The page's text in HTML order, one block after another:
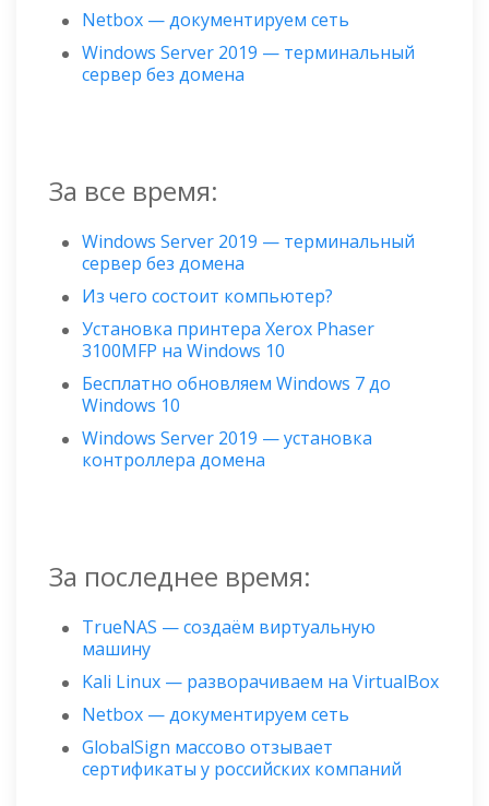
Netbox — документируем сеть
Windows Server 2019 — терминальный
сервер без домена
За все время:
Windows Server 2019 — терминальный
сервер без домена
Из чего состоит компьютер?
Установка принтера Xerox Phaser
3100MFP на Windows 10
Бесплатно обновляем Windows 7 до
Windows 10
Windows Server 2019 — установка
контроллера домена
За последнее время:
TrueNAS — создаём виртуальную
машину
Kali Linux — разворачиваем на VirtualBox
Netbox — документируем сеть
GlobalSign массово отзывает
сертификаты у российских компаний